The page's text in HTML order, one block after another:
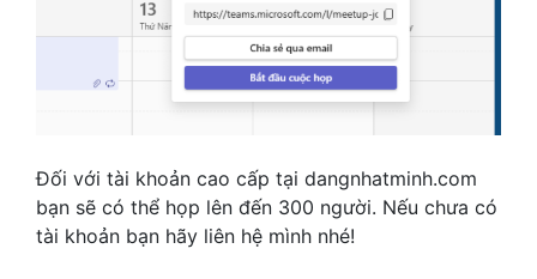
Đối với tài khoản cao cấp tại dangnhatminh.com
bạn sẽ có thể họp lên đến 300 người. Nếu chưa có
tài khoản bạn hãy liên hệ mình nhé!